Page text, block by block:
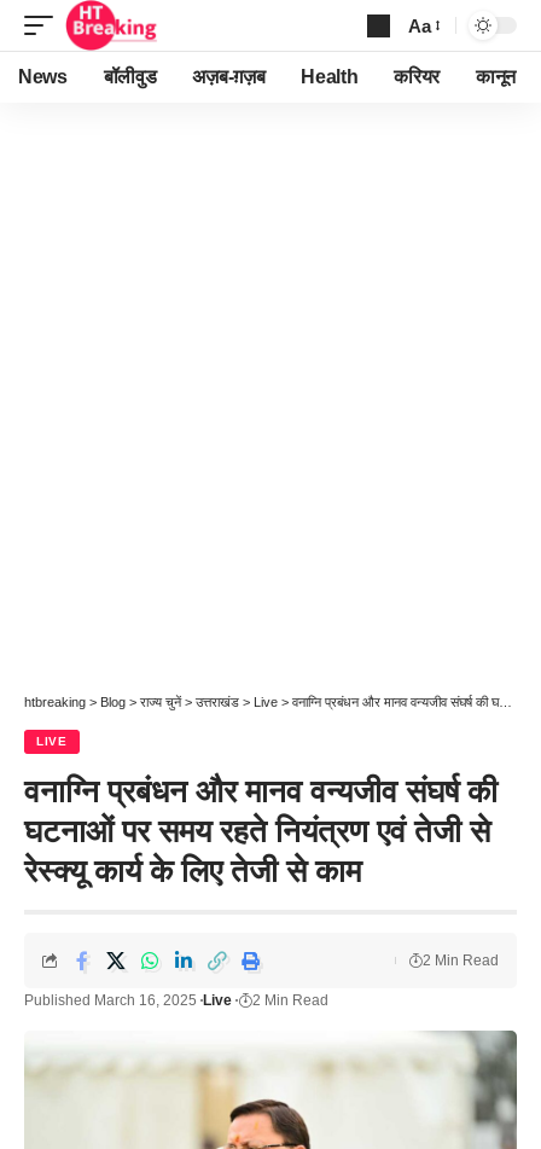
Font
Resizer
Aa
News बॉलीवुड अज़ब-ग़ज़ब Health करियर कानून
htbreaking > Blog > राज्य चुनें > उत्तराखंड > Live > वनाग्नि प्रबंधन और मानव वन्यजीव संघर्ष की घटनाओं पर समय रहते नियंत्रण एवं तेजी से रेस्क्यू कार्य के लिए तेजी से काम
LIVE
वनाग्नि प्रबंधन और मानव वन्यजीव संघर्ष की
घटनाओं पर समय रहते नियंत्रण एवं तेजी से
रेस्क्यू कार्य के लिए तेजी से काम
Published March 16, 2025 Live 2 Min Read
2 Min Read